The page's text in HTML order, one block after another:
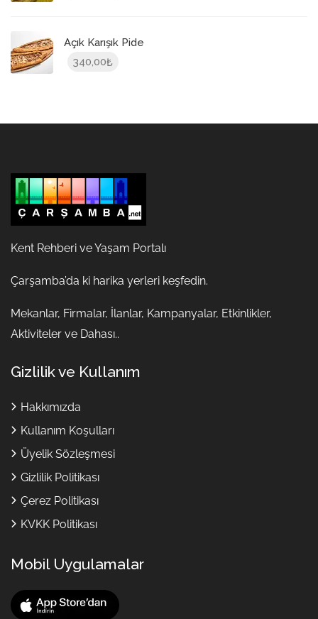
Açık Karışık Pide
340,00₺
Kent Rehberi ve Yaşam Portalı
Çarşamba’da ki harika yerleri keşfedin.
Mekanlar, Firmalar, İlanlar, Kampanyalar, Etkinlikler,
Aktiviteler ve Dahası..
Gizlilik ve Kullanım
Hakkımızda
Kullanım Koşulları
Üyelik Sözleşmesi
Gizlilik Politikası
Çerez Politikası
KVKK Politikası
Mobil Uygulamalar